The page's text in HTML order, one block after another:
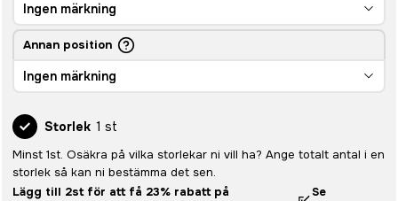
Ingen märkning
Annan position
Ingen märkning
Storlek 1 st
Minst 1st. Osäkra på vilka storlekar ni vill ha? Ange totalt antal i en
storlek så kan ni bestämma det sen.
Lägg till 2st för att få 23% rabatt på
Se